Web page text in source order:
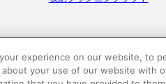
experience on our website, to
your use of our website with